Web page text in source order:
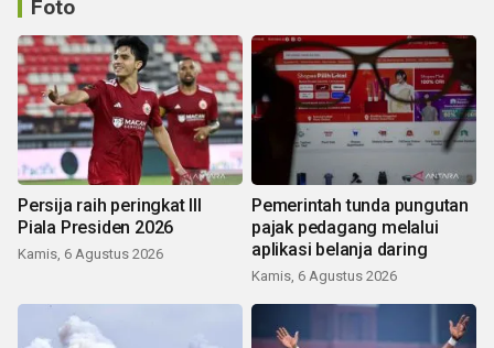
Foto
Persija raih peringkat III
Piala Presiden 2026
Kamis, 6 Agustus 2026
Pemerintah tunda pungutan
pajak pedagang melalui
aplikasi belanja daring
Kamis, 6 Agustus 2026